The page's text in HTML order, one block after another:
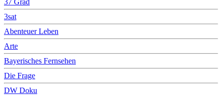
3sat
Abenteuer Leben
Arte
Bayerisches Fernsehen
Die Frage
DW Doku